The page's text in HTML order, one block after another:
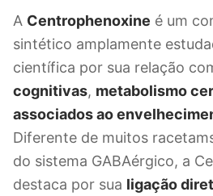
A Centrophenoxine é um
sintético amplamente
científica por sua relação
cognitivas, metabolismo
associados ao
Diferente de muitos
do sistema GABAérgico, a
destaca por sua ligação